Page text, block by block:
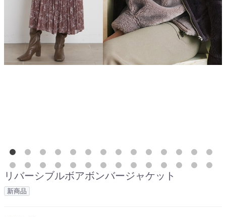
リバーシブルボアボンバージャケット
新商品